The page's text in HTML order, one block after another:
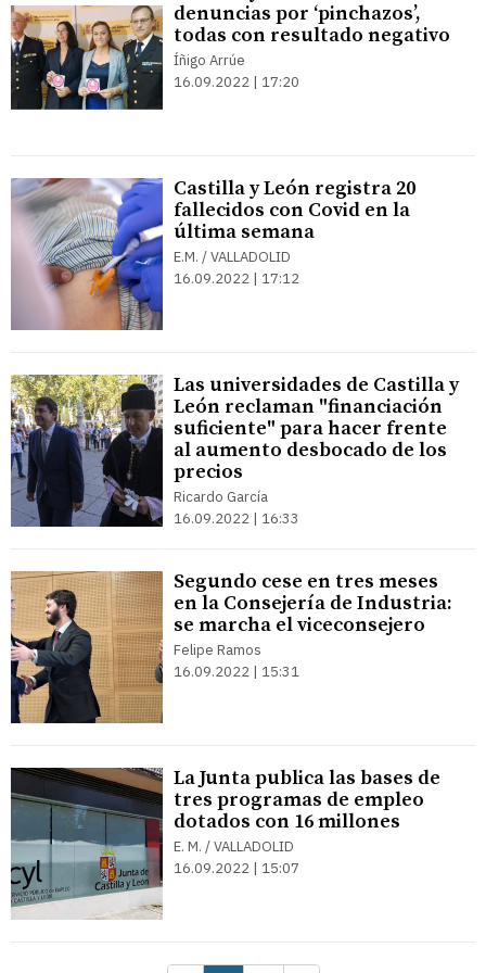
denuncias por ‘pinchazos’,
todas con resultado negativo
Íñigo Arrúe
16.09.2022 | 17:20
Castilla y León registra 20
fallecidos con Covid en la
última semana
E.M. / VALLADOLID
16.09.2022 | 17:12
Las universidades de Castilla y
León reclaman "financiación
suficiente" para hacer frente
al aumento desbocado de los
precios
Ricardo García
16.09.2022 | 16:33
Segundo cese en tres meses
en la Consejería de Industria:
se marcha el viceconsejero
Felipe Ramos
16.09.2022 | 15:31
La Junta publica las bases de
tres programas de empleo
dotados con 16 millones
E. M. / VALLADOLID
16.09.2022 | 15:07